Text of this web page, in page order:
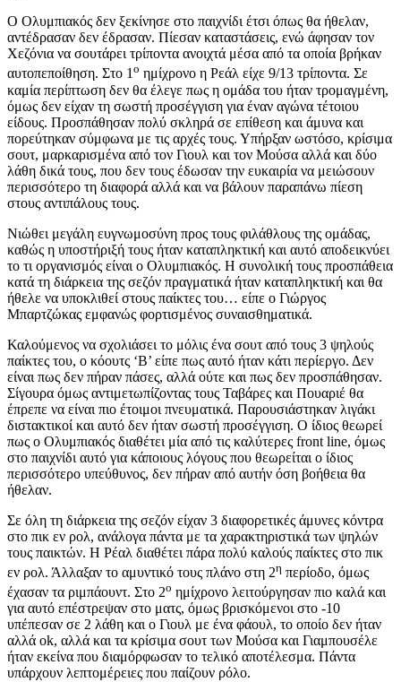
Ο Ολυμπιακός δεν ξεκίνησε στο παιχνίδι έτσι όπως θα ήθελαν,
αντέδρασαν δεν έδρασαν. Πίεσαν καταστάσεις, ενώ άφησαν τον
Χεζόνια να σουτάρει τρίποντα ανοιχτά μέσα από τα οποία βρήκαν
αυτοπεποίθηση. Στο 1ο ημίχρονο η Ρεάλ είχε 9/13 τρίποντα. Σε
καμία περίπτωση δεν θα έλεγε πως η ομάδα του ήταν τρομαγμένη,
όμως δεν είχαν τη σωστή προσέγγιση για έναν αγώνα τέτοιου
είδους. Προσπάθησαν πολύ σκληρά σε επίθεση και άμυνα και
πορεύτηκαν σύμφωνα με τις αρχές τους. Υπήρξαν ωστόσο, κρίσιμα
σουτ, μαρκαρισμένα από τον Γιουλ και τον Μούσα αλλά και δύο
λάθη δικά τους, που δεν τους έδωσαν την ευκαιρία να μειώσουν
περισσότερο τη διαφορά αλλά και να βάλουν παραπάνω πίεση
στους αντιπάλους τους.
Νιώθει μεγάλη ευγνωμοσύνη προς τους φιλάθλους της ομάδας,
καθώς η υποστήριξή τους ήταν καταπληκτική και αυτό αποδεικνύει
το τι οργανισμός είναι ο Ολυμπιακός. Η συνολική τους προσπάθεια
κατά τη διάρκεια της σεζόν πραγματικά ήταν καταπληκτική και θα
ήθελε να υποκλιθεί στους παίκτες του… είπε ο Γιώργος
Μπαρτζώκας εμφανώς φορτισμένος συναισθηματικά.
Καλούμενος να σχολιάσει το μόλις ένα σουτ από τους 3 ψηλούς
παίκτες του, ο κόουτς ‘Β’ είπε πως αυτό ήταν κάτι περίεργο. Δεν
είναι πως δεν πήραν πάσες, αλλά ούτε και πως δεν προσπάθησαν.
Σίγουρα όμως αντιμετωπίζοντας τους Ταβάρες και Πουαριέ θα
έπρεπε να είναι πιο έτοιμοι πνευματικά. Παρουσιάστηκαν λιγάκι
διστακτικοί και αυτό δεν ήταν σωστή προσέγγιση. Ο ίδιος θεωρεί
πως ο Ολυμπιακός διαθέτει μία από τις καλύτερες front line, όμως
στο παιχνίδι αυτό για κάποιους λόγους που θεωρείται ο ίδιος
περισσότερο υπεύθυνος, δεν πήραν από αυτήν όση βοήθεια θα
ήθελαν.
Σε όλη τη διάρκεια της σεζόν είχαν 3 διαφορετικές άμυνες κόντρα
στο πικ εν ρολ, ανάλογα πάντα με τα χαρακτηριστικά των ψηλών
τους παικτών. Η Ρέαλ διαθέτει πάρα πολύ καλούς παίκτες στο πικ
εν ρολ. Άλλαξαν το αμυντικό τους πλάνο στη 2η περίοδο, όμως
έχασαν τα ριμπάουντ. Στο 2ο ημίχρονο λειτούργησαν πιο καλά και
για αυτό επέστρεψαν στο ματς, όμως βρισκόμενοι στο -10
υπέπεσαν σε 2 λάθη και ο Γιουλ με ένα φάουλ, το οποίο δεν ήταν
αλλά ok, αλλά και τα κρίσιμα σουτ των Μούσα και Γιαμπουσέλε
ήταν εκείνα που διαμόρφωσαν το τελικό αποτέλεσμα. Πάντα
υπάρχουν λεπτομέρειες που παίζουν ρόλο.